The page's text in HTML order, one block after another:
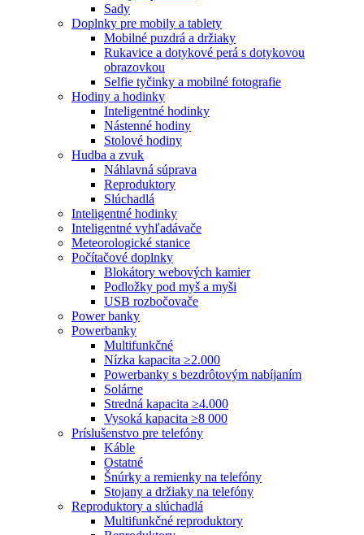
Sady
Doplnky pre mobily a tablety
Mobilné puzdrá a držiaky
Rukavice a dotykové perá s dotykovou
obrazovkou
Selfie tyčinky a mobilné fotografie
Hodiny a hodinky
Inteligentné hodinky
Nástenné hodiny
Stolové hodiny
Hudba a zvuk
Náhlavná súprava
Reproduktory
Slúchadlá
Inteligentné hodinky
Inteligentné vyhľadávače
Meteorologické stanice
Počítačové doplnky
Blokátory webových kamier
Podložky pod myš a myši
USB rozbočovače
Power banky
Powerbanky
Multifunkčné
Nízka kapacita ≥2.000
Powerbanky s bezdrôtovým nabíjaním
Solárne
Stredná kapacita ≥4.000
Vysoká kapacita ≥8 000
Príslušenstvo pre telefóny
Káble
Ostatné
Šnúrky a remienky na telefóny
Stojany a držiaky na telefóny
Reproduktory a slúchadlá
Multifunkčné reproduktory